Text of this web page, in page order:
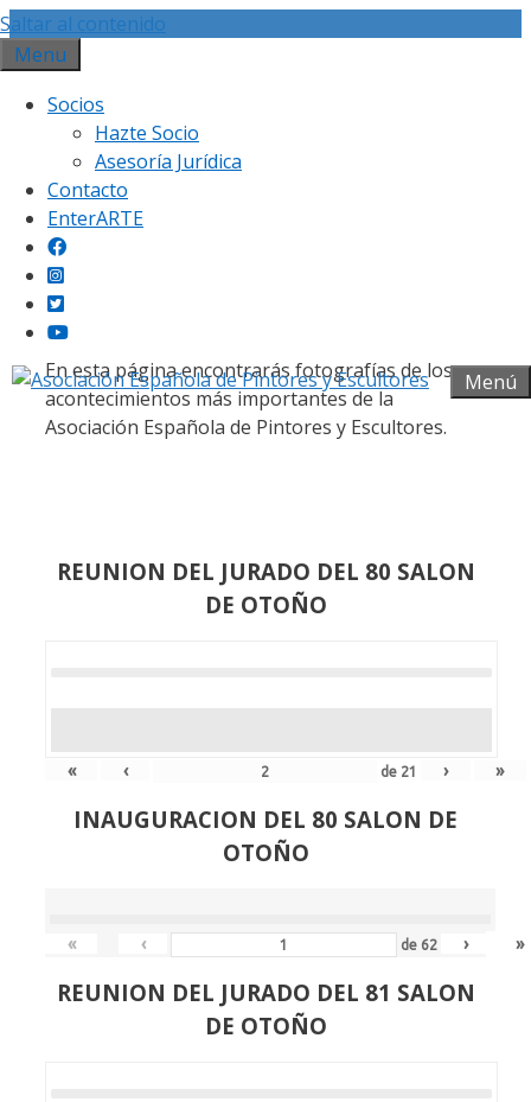
Saltar al contenido
Menu
Socios
Hazte Socio
Asesoría Jurídica
Contacto
EnterARTE
Menú
Galería fotográfica
En esta página encontrarás fotografías de los
acontecimientos más importantes de la
Asociación Española de Pintores y Escultores.
REUNION DEL JURADO DEL 80 SALON
DE OTOÑO
« ‹ de 21 › »
INAUGURACION DEL 80 SALON DE
OTOÑO
« ‹ de 62 › »
REUNION DEL JURADO DEL 81 SALON
DE OTOÑO